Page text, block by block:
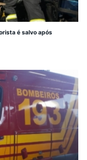
é salvo após